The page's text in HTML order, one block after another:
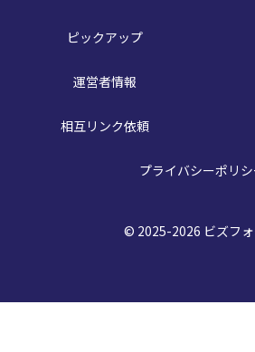
ピックアップ
運営者情報
相互リンク依頼
プライバシーポリ
© 2025-2026 ビズフォ